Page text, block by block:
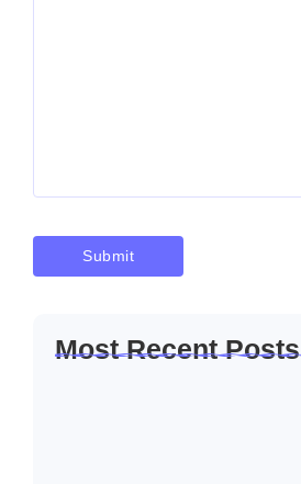
Most Recent Posts